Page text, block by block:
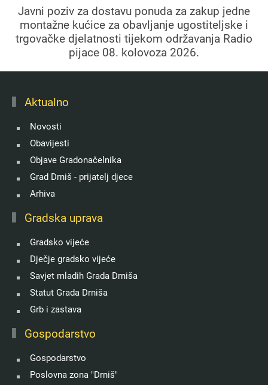
Javni poziv za dostavu ponuda za zakup jedne
montažne kućice za obavljanje ugostiteljske i
trgovačke djelatnosti tijekom održavanja Radio
pijace 08. kolovoza 2026.
Aktualno
Novosti
Obavijesti
Objave Gradonačelnika
Grad Drniš - prijatelj djece
Arhiva
Gradska uprava
Gradsko vijeće
Dječje gradsko vijeće
Savjet mladih Grada Drniša
Statut Grada Drniša
Grb i zastava
Gospodarstvo
Gospodarstvo
Poslovna zona "Drniš"